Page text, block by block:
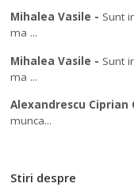
Mihalea Vasile - Sunt
ma ...
Mihalea Vasile - Sunt
ma ...
Alexandrescu Ciprian
munca...
Stiri despre